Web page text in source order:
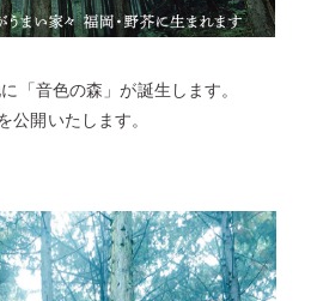
「音色の森」が誕生します。
公開いたします。